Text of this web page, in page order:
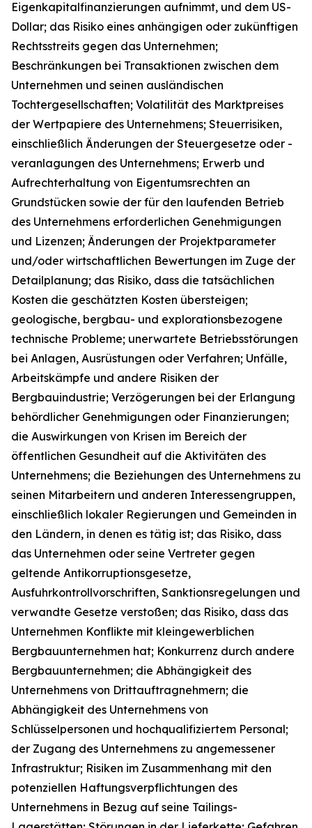
Eigenkapitalfinanzierungen aufnimmt, und dem US-
Dollar; das Risiko eines anhängigen oder zukünftigen
Rechtsstreits gegen das Unternehmen;
Beschränkungen bei Transaktionen zwischen dem
Unternehmen und seinen ausländischen
Tochtergesellschaften; Volatilität des Marktpreises
der Wertpapiere des Unternehmens; Steuerrisiken,
einschließlich Änderungen der Steuergesetze oder -
veranlagungen des Unternehmens; Erwerb und
Aufrechterhaltung von Eigentumsrechten an
Grundstücken sowie der für den laufenden Betrieb
des Unternehmens erforderlichen Genehmigungen
und Lizenzen; Änderungen der Projektparameter
und/oder wirtschaftlichen Bewertungen im Zuge der
Detailplanung; das Risiko, dass die tatsächlichen
Kosten die geschätzten Kosten übersteigen;
geologische, bergbau- und explorationsbezogene
technische Probleme; unerwartete Betriebsstörungen
bei Anlagen, Ausrüstungen oder Verfahren; Unfälle,
Arbeitskämpfe und andere Risiken der
Bergbauindustrie; Verzögerungen bei der Erlangung
behördlicher Genehmigungen oder Finanzierungen;
die Auswirkungen von Krisen im Bereich der
öffentlichen Gesundheit auf die Aktivitäten des
Unternehmens; die Beziehungen des Unternehmens zu
seinen Mitarbeitern und anderen Interessengruppen,
einschließlich lokaler Regierungen und Gemeinden in
den Ländern, in denen es tätig ist; das Risiko, dass
das Unternehmen oder seine Vertreter gegen
geltende Antikorruptionsgesetze,
Ausfuhrkontrollvorschriften, Sanktionsregelungen und
verwandte Gesetze verstoßen; das Risiko, dass das
Unternehmen Konflikte mit kleingewerblichen
Bergbauunternehmen hat; Konkurrenz durch andere
Bergbauunternehmen; die Abhängigkeit des
Unternehmens von Drittauftragnehmern; die
Abhängigkeit des Unternehmens von
Schlüsselpersonen und hochqualifiziertem Personal;
der Zugang des Unternehmens zu angemessener
Infrastruktur; Risiken im Zusammenhang mit den
potenziellen Haftungsverpflichtungen des
Unternehmens in Bezug auf seine Tailings-